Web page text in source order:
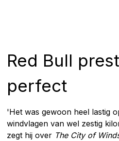
Red Bull
perfect
'Het was gewoon heel lastig
windvlagen van wel zestig
zegt hij over The City of